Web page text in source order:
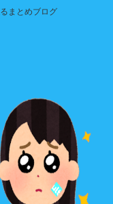
まとめブログ